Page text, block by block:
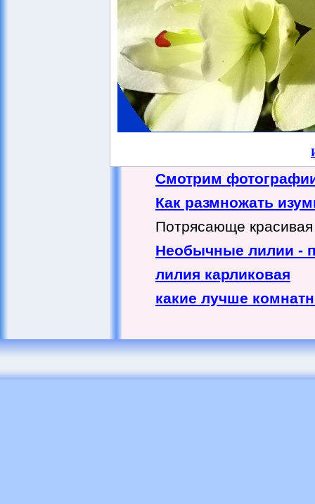
Смотрим
Как размножать
Потрясающе
Необычные лилии -
лилия карликовая
какие лучше